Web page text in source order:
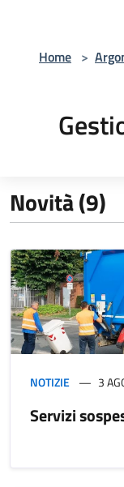
Home >
Novità (9)
NOTIZIE 3
Servizi